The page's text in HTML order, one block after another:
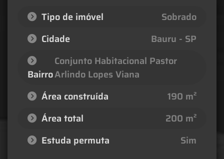
Tipo de imóvel
Sobrado
Cidade
Bauru - SP
Bairro
Conjunto Habitacional Pastor
Arlindo Lopes Viana
Área construída
190 m²
Área total
200 m²
Estuda permuta
Sim